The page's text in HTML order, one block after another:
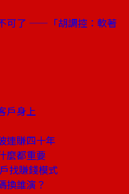
可了 ——「胡調控：軟著
戶身上
連賺四十年
麼都重要
找賺錢模式
換誰演？